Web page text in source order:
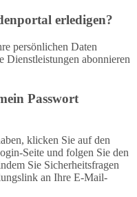
erledigen?
persönlichen Daten
Dienstleistungen abonnieren
Passwort
klicken Sie auf den
Seite und folgen Sie den
Sie Sicherheitsfragen
an Ihre E-Mail-